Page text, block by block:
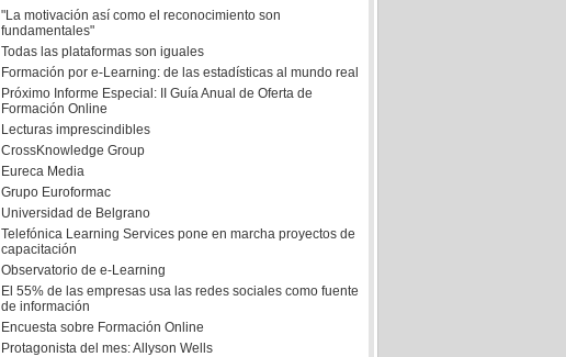
"La motivación así como el reconocimiento son
fundamentales"
Todas las plataformas son iguales
Formación por e-Learning: de las estadísticas al mundo real
Próximo Informe Especial: II Guía Anual de Oferta de
Formación Online
Lecturas imprescindibles
CrossKnowledge Group
Eureca Media
Grupo Euroformac
Universidad de Belgrano
Telefónica Learning Services pone en marcha proyectos de
capacitación
Observatorio de e-Learning
El 55% de las empresas usa las redes sociales como fuente
de información
Encuesta sobre Formación Online
Protagonista del mes: Allyson Wells